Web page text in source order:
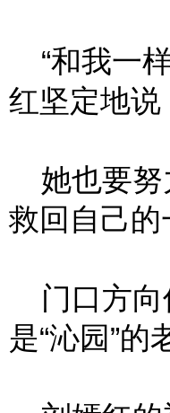
“和我一
红坚定地
她也要努
救回自己的
门口方向
是“沁园”